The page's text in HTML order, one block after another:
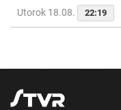
Utorok 18.08. 22:19